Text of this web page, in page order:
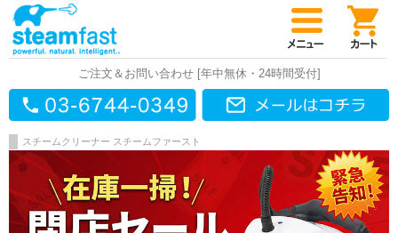
ご注文＆お問い合わせ [年中無休・24時間受付]
スチームクリーナー スチームファースト